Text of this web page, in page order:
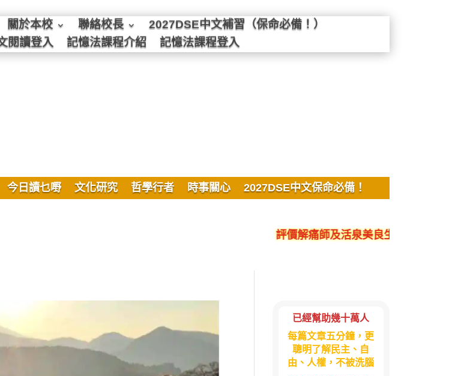
關於本校 聯絡校長
2027DSE中文補習（保命必備！）
閱讀登入 記憶法課程介紹 記憶法課程登入
今日讀乜嘢 文化研究 哲學行者 時事關心 2027DSE中文保命必備！
評價解痛師及活泉美良生館的不良銷售、
已經幫助幾十萬人
每篇文章五分鐘，更
聰明了解民主、自
由、人權，不被洗腦